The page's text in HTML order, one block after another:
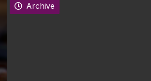
Archive